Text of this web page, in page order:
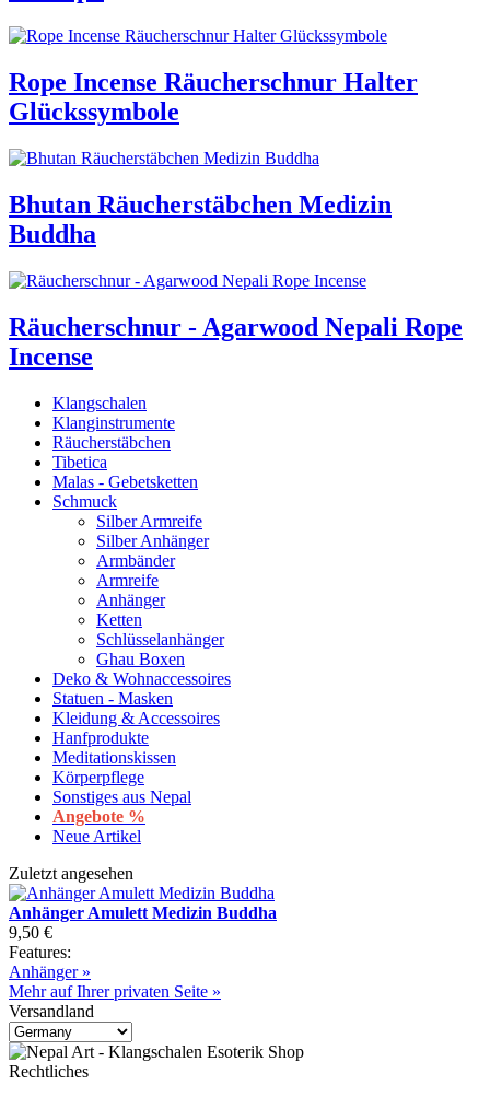
Rope Incense Räucherschnur Halter
Glückssymbole
Bhutan Räucherstäbchen Medizin
Buddha
Räucherschnur - Agarwood Nepali Rope
Incense
Klangschalen
Klanginstrumente
Räucherstäbchen
Tibetica
Malas - Gebetsketten
Schmuck
Silber Armreife
Silber Anhänger
Armbänder
Armreife
Anhänger
Ketten
Schlüsselanhänger
Ghau Boxen
Deko & Wohnaccessoires
Statuen - Masken
Kleidung & Accessoires
Hanfprodukte
Meditationskissen
Körperpflege
Sonstiges aus Nepal
Angebote %
Neue Artikel
Zuletzt angesehen
Anhänger Amulett Medizin Buddha
9,50 €
Features:
Anhänger »
Mehr auf Ihrer privaten Seite »
Versandland
Rechtliches